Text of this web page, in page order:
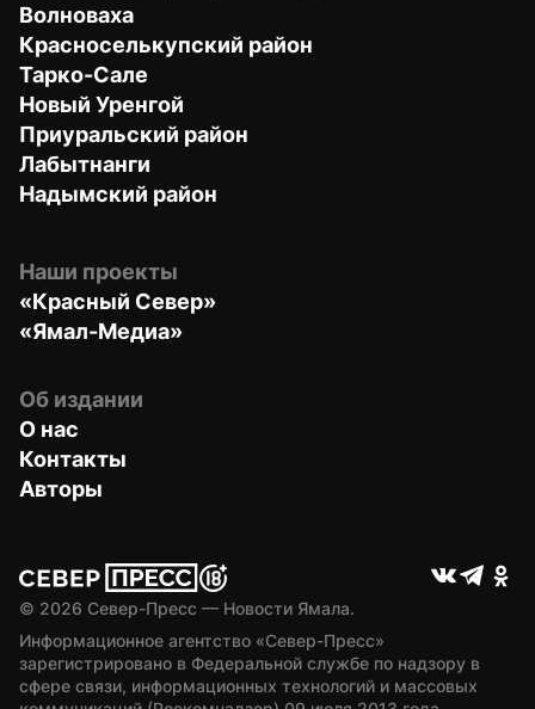
Волноваха
Красноселькупский район
Тарко-Сале
Новый Уренгой
Приуральский район
Лабытнанги
Надымский район
Наши проекты
«Красный Север»
«Ямал-Медиа»
Об издании
О нас
Контакты
Авторы
© 2026 Север-Пресс — Новости Ямала.
Информационное агентство «Север-Пресс»
зарегистрировано в Федеральной службе по надзору в
сфере связи, информационных технологий и массовых